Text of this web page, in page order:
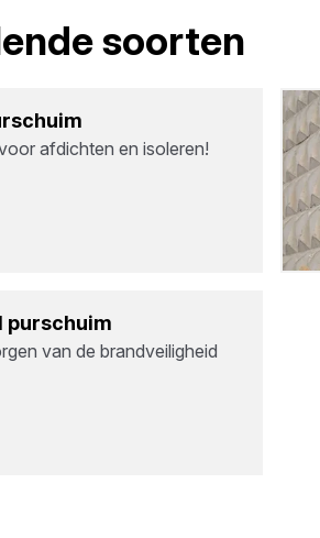
soorten
afdichten en isoleren!
pur­schuim
van de brandveiligheid